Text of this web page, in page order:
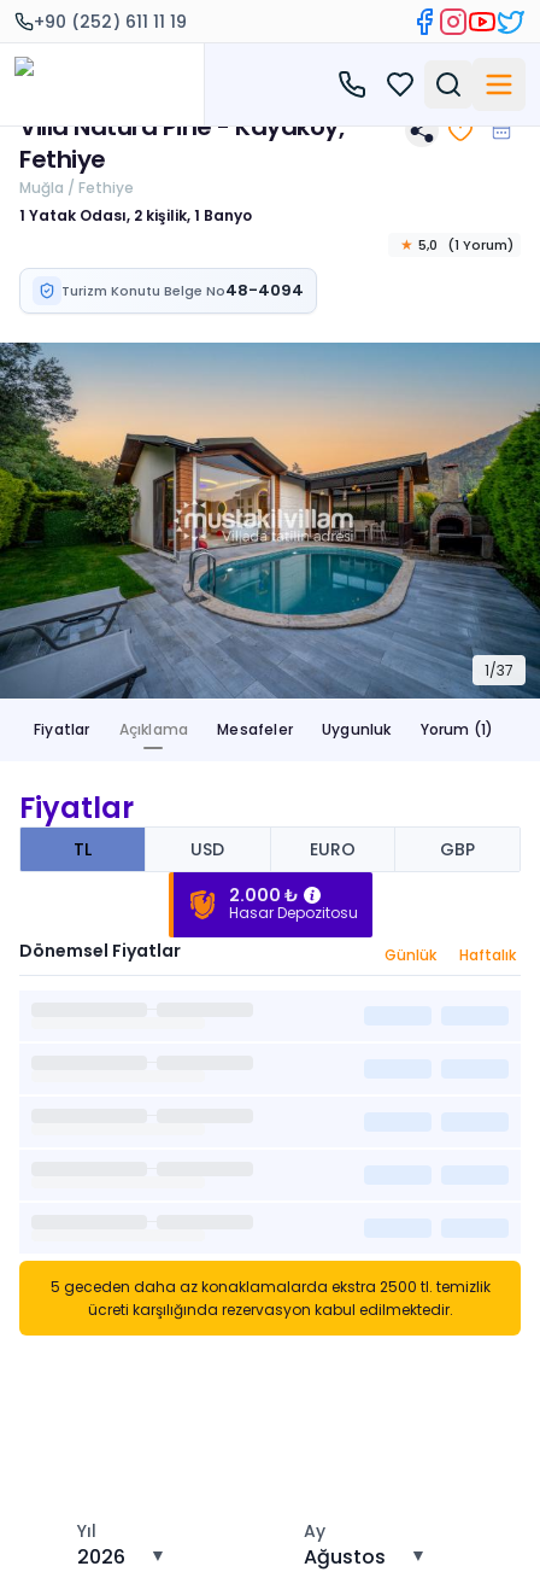
+90 (252) 611 11 19
Villa Natura Pine - Kayaköy,
Fethiye
Muğla / Fethiye
1 Yatak Odası, 2 kişilik, 1 Banyo
★ 5,0 (1 Yorum)
Turizm Konutu Belge No48-4094
1/37
Fiyatlar Açıklama Mesafeler Uygunluk Yorum (1)
Fiyatlar
TL USD EURO
GBP
2.000 ₺
Hasar Depozitosu
Dönemsel Fiyatlar Günlük Haftalık
5 geceden daha az konaklamalarda ekstra 2500 tl. temizlik
ücreti karşılığında rezervasyon kabul edilmektedir.
Yıl
2026 ▼
Ay
Ağustos ▼